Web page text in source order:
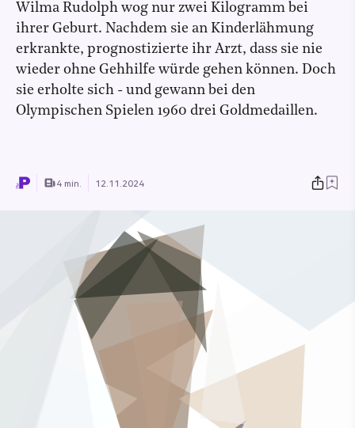
Wilma Rudolph wog nur zwei Kilogramm bei
ihrer Geburt. Nachdem sie an Kinderlähmung
erkrankte, prognostizierte ihr Arzt, dass sie nie
wieder ohne Gehhilfe würde gehen können. Doch
sie erholte sich - und gewann bei den
Olympischen Spielen 1960 drei Goldmedaillen.
4 min. 12.11.2024